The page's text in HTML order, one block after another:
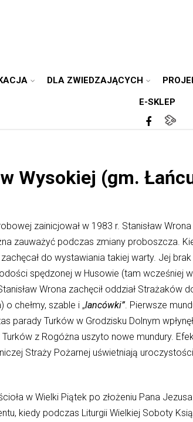
DLA ZWIEDZAJĄCYCH
E-SKLEP
Wysokiej (gm.
zainicjował w 1983 r. Stanisław
zauważyć podczas zmiany proboszcza.
do wystawiania takiej warty. Jej
spędzonej w Husowie (tam wcześniej
Wrona zachęcił oddział Strażaków
chełmy, szable i „lancówki”. Pierwsze
parady Turków w Grodzisku Dolnym
z Rogóżna uszyto nowe mundury.
Straży Pożarnej uświetniają
w Wielki Piątek po złożeniu Pana
kiedy podczas Liturgii Wielkiej Soboty